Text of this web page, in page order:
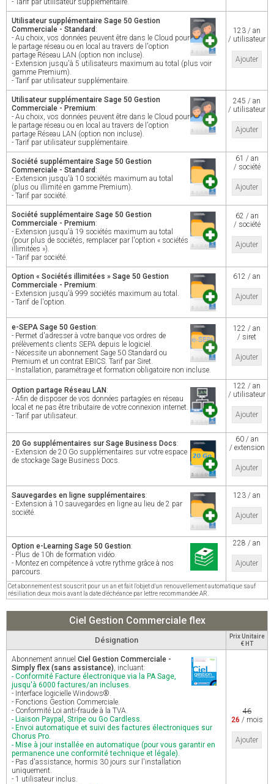
- Tarif par utilisateur supplémentaire.
Utilisateur supplémentaire Sage 50 Gestion
Commerciale - Standard:
- Au choix, vos données peuvent être dans le Cloud pour
le partage réseau ou en local au travers de l'option
partage Réseau LAN (option non incluse).
- Extension jusqu'à 5 utilisateurs maximum au total (plus voir
gamme Premium).
- Tarif par utilisateur supplémentaire.
123 / an
/ utilisateur
Ajouter
Utilisateur supplémentaire Sage 50 Gestion
Commerciale - Premium:
- Au choix, vos données peuvent être dans le Cloud pour
le partage réseau ou en local au travers de l'option
partage Réseau LAN (option non incluse).
- Tarif par utilisateur supplémentaire.
245 / an
/ utilisateur
Ajouter
Société supplémentaire Sage 50 Gestion
Commerciale - Standard:
- Extension jusqu'à 10 sociétés maximum au total
(plus ou illimité en gamme Premium).
- Tarif par société.
61 / an
/ société
Ajouter
Société supplémentaire Sage 50 Gestion
Commerciale - Premium:
- Extension jusqu'à 19 sociétés maximum au total
(pour plus de sociétés, remplacer par l'option « sociétés
illimitées »).
- Tarif par société.
62 / an
/ société
Ajouter
Option « Sociétés illimitées » Sage 50 Gestion
Commerciale - Premium:
- Extension jusqu'à 999 sociétés maximum au total.
- Tarif de l'option.
612 / an
Ajouter
e-SEPA Sage 50 Gestion:
- Permet d'adresser à votre banque vos ordres de
prélèvements clients SEPA depuis le logiciel.
- Nécessite un abonnement Sage 50 Standard ou
Premium et un contrat EBICS. Tarif par Siret.
- Installation, paramétrage et formation obligatoire non incluse.
122 / an
/ siret
Ajouter
Option partage Réseau LAN:
- Afin de disposer de vos données partagées en réseau
local et ne pas être tributaire de votre connexion internet.
- Tarif par utilisateur.
122 / an
/ utilisateur
Ajouter
20 Go supplémentaires sur Sage Business Docs:
- Extension de 20 Go supplémentaires sur votre espace
de stockage Sage Business Docs.
60 / an
/ extension
Ajouter
Sauvegardes en ligne supplémentaires:
- Extension à 10 sauvegardes en ligne au lieu de 2 par
société.
123 / an
Ajouter
Option e-Learning Sage 50 Gestion:
- Plus de 10h de formation vidéo.
- Montez en compétence à votre rythme grâce à nos
parcours.
228 / an
Ajouter
Cet abonnement est souscrit pour un an et fait l'objet d'un renouvellement automatique sauf
résiliation deux mois avant la date d'échéance par lettre recommandée AR.
Ciel Gestion Commerciale flex
Désignation
Prix Unitaire
€ HT
Abonnement annuel Ciel Gestion Commerciale -
Simply flex (sans assistance), incluant:
- Conformité Facture électronique via la PA Sage,
jusqu'à 6000 factures/an incluses.
- Interface logicielle Windows®.
- Fonctions Gestion Commerciale.
- Conformité Loi anti-fraude à la TVA.
- Liaison Paypal, Stripe ou Go Cardless.
- Envoi automatique et suivi des factures électroniques sur
Chorus Pro.
- Mise à jour installée en automatique (pour vous garantir en
permanence une conformité technique et légale).
- Pas d'assistance, hormis 30 jours sur l'installation
uniquement.
- 1 utilisateur inclus.
46
26 / mois
Ajouter